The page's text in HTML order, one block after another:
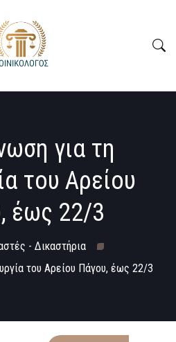
για τη
του Αρείου
έως 22/3
- Δικαστήρια
του Αρείου Πάγου, έως 22/3